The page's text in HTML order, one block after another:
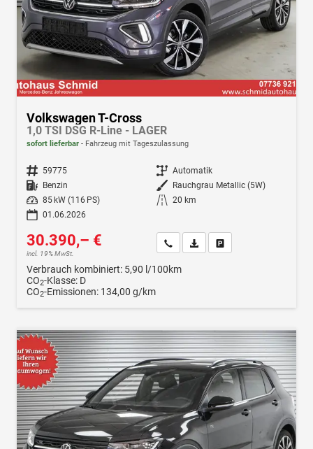
Volkswagen T-Cross
1,0 TSI DSG R-Line - LAGER
sofort lieferbar Fahrzeug mit Tageszulassung
Fahrzeugnr. 59775 Getriebe Automatik
Kraftstoff Benzin Außenfarbe Rauchgrau Metallic (5W)
Leistung
85 kW (116 PS) Kilometerstand 20 km
01.06.2026
30.390,– €
incl. 19% MwSt.
Wir rufen Sie anFahrzeugexposé (PDF)
Verbrauch kombiniert: 5,90 l/100km
CO2-Klasse: D
CO2-Emissionen: 134,00 g/km